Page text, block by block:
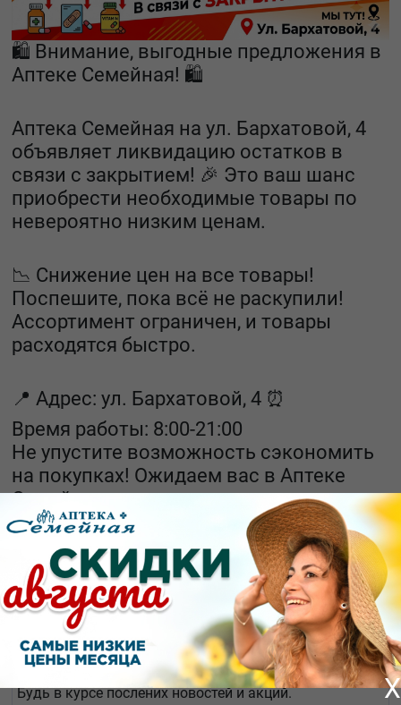
🛍️ Внимание, выгодные предложения в
Аптеке Семейная! 🛍️
Аптека Семейная на ул. Бархатовой, 4
объявляет ликвидацию остатков в
связи с закрытием! 🎉 Это ваш шанс
приобрести необходимые товары по
невероятно низким ценам.
📉 Снижение цен на все товары!
Поспешите, пока всё не раскупили!
Ассортимент ограничен, и товары
расходятся быстро.
📍 Адрес: ул. Бархатовой, 4 ⏰
Время работы: 8:00-21:00
Не упустите возможность сэкономить
на покупках! Ожидаем вас в Аптеке
Семейная.
#Ликвидация #АптекаСемейная
#Скидки #Закрытие
Узнай первым!
Будь в курсе послених новостей и акций. X